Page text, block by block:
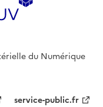
du Numérique
service-public.fr